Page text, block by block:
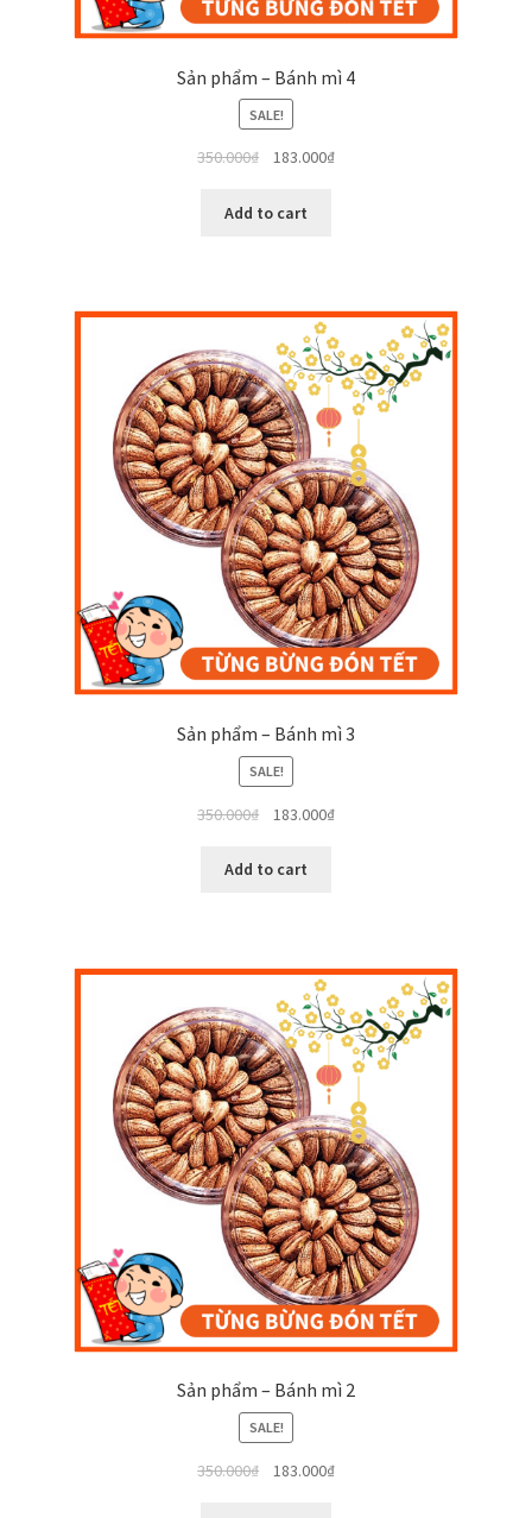
Sản phẩm – Bánh mì 4
SALE!
350.000₫ 183.000₫
Add to cart
Sản phẩm – Bánh mì 3
SALE!
350.000₫ 183.000₫
Add to cart
Sản phẩm – Bánh mì 2
SALE!
350.000₫ 183.000₫